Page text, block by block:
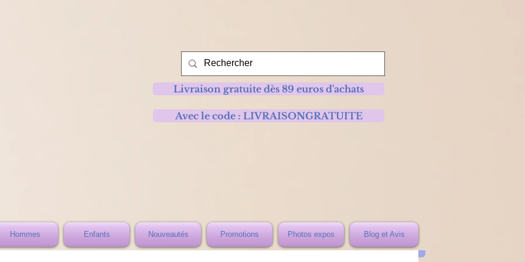
Livraison gratuite dès 89 euros d'achats
Avec le code : LIVRAISONGRATUITE
Hommes Enfants Nouveautés Promotions Photos expos Blog et Avis